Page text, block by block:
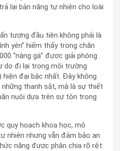
lại bản năng tự nhiên cho loài
tượng đầu tiên không phải là
yên” hiếm thấy trong chăn
“nàng gà” được giải phóng
do đi lại trong môi trường
hiện đại bậc nhất. Đây không
thanh sắt, mà là sự thiết
nuôi dựa trên sự tôn trọng
quy hoạch khoa học, mô
nhiên nhưng vẫn đảm bảo an
năng được phân chia rõ rệt: